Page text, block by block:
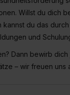
ganz oder
unter dem
Weitere
du durch
Willst du dich
kannst du das
und
Dann bewirb
– wir freuen uns